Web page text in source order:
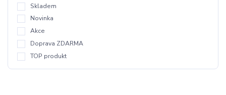
Skladem
Novinka
Akce
Doprava ZDARMA
TOP produkt